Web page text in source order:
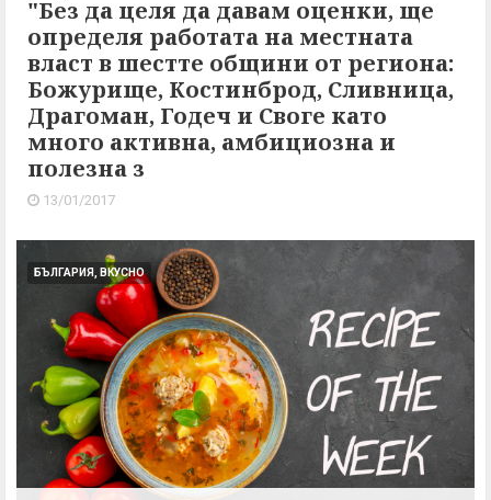
"Без да целя да давам оценки, ще
определя работата на местната
власт в шестте общини от региона:
Божурище, Костинброд, Сливница,
Драгоман, Годеч и Своге като
много активна, амбициозна и
полезна з
13/01/2017
БЪЛГАРИЯ, ВКУСНО